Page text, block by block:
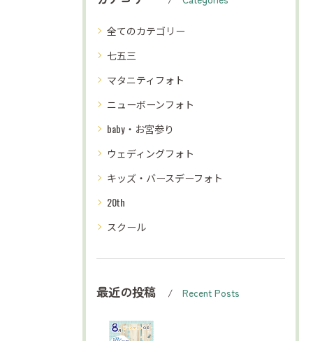
全てのカテゴリー
七五三
マタニティフォト
ニューボーンフォト
baby・お宮参り
ウェディングフォト
キッズ・バースデーフォト
20th
スクール
最近の投稿 Recent Posts